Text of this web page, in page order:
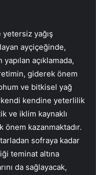
yetersiz yağış
ayçiçeğinde,
yapılan açıklamada,
giderek önem
ve bitkisel yağ
kendine yeterlilik
ve iklim kaynaklı
kazanmaktadır.
sofraya kadar
teminat altına
da sağlayacak,